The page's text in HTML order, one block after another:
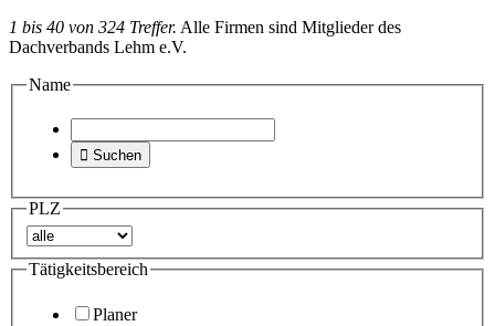
1 bis 40 von 324 Treffer. Alle Firmen sind Mitglieder des
Dachverbands Lehm e.V.
Name
 Suchen
PLZ
Tätigkeitsbereich
Planer